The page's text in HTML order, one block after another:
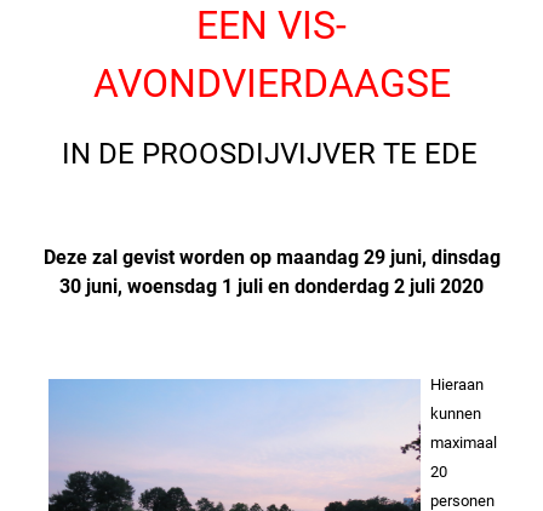
EEN VIS-
AVONDVIERDAAGSE
IN DE PROOSDIJVIJVER TE EDE
Deze zal gevist worden op maandag 29 juni, dinsdag
30 juni, woensdag 1 juli en donderdag 2 juli 2020
Hieraan
kunnen
maximaal
20
personen